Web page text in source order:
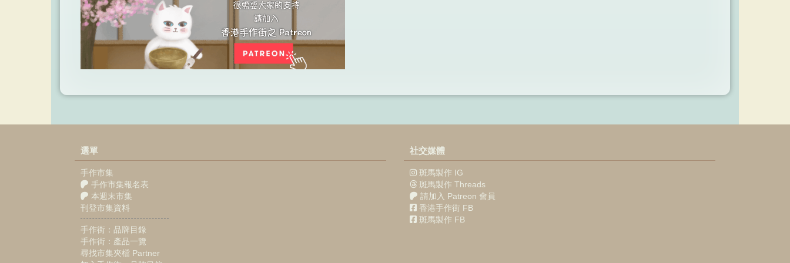
選單
手作市集
手作市集報名表
本週末市集
刊登市集資料
手作街：品牌目錄
手作街：產品一覽
尋找市集夾檔 Partner
社交媒體
斑馬製作 IG
斑馬製作 Threads
請加入 Patreon 會員
香港手作街 FB
斑馬製作 FB